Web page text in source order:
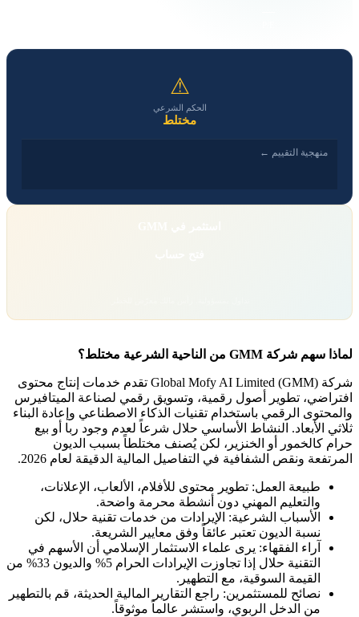
⚠
الحكم الشرعي
مختلط
منهجية التقييم ←
لماذا سهم شركة GMM من الناحية الشرعية مختلط؟
شركة Global Mofy AI Limited (GMM) تقدم خدمات إنتاج محتوى
افتراضي، تطوير أصول رقمية، وتسويق رقمي لصناعة الميتافيرس
والمحتوى الرقمي باستخدام تقنيات الذكاء الاصطناعي وإعادة البناء
ثلاثي الأبعاد. النشاط الأساسي حلال شرعاً لعدم وجود ربا أو بيع
حرام كالخمور أو الخنزير، لكن يُصنف مختلطاً بسبب الديون
المرتفعة ونقص الشفافية في التفاصيل المالية الدقيقة لعام 2026.
طبيعة العمل: تطوير محتوى للأفلام، الألعاب، الإعلانات،
والتعليم المهني دون أنشطة محرمة واضحة.
الأسباب الشرعية: الإيرادات من خدمات تقنية حلال، لكن
نسبة الديون تعتبر عائقاً وفق معايير الشريعة.
آراء الفقهاء: يرى علماء الاستثمار الإسلامي أن الأسهم في
التقنية حلال إذا تجاوزت الإيرادات الحرام 5% والديون 33% من
القيمة السوقية، مع التطهير.
نصائح للمستثمرين: راجع التقارير المالية الحديثة، قم بالتطهير
من الدخل الربوي، واستشر عالماً موثوقاً.